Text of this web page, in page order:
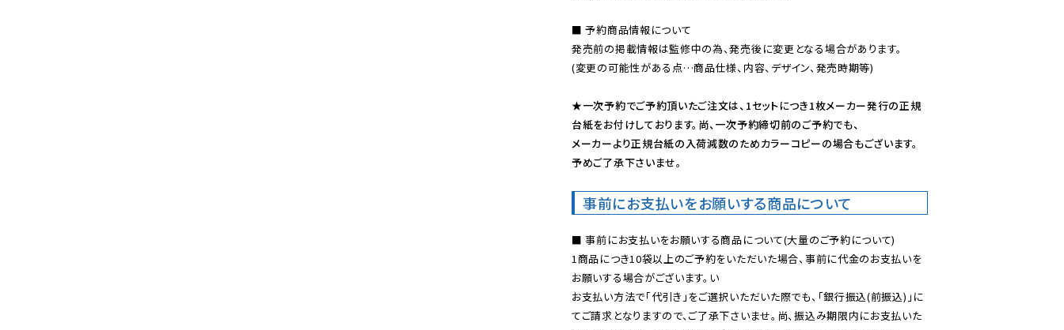
■ 予約商品情報について
発売前の掲載情報は監修中の為、発売後に変更となる場合があります。
(変更の可能性がある点…商品仕様、内容、デザイン、発売時期等)
★一次予約でご予約頂いたご注文は、1セットにつき1枚メーカー発行の正規
台紙をお付けしております。尚、一次予約締切前のご予約でも、
メーカーより正規台紙の入荷減数のためカラーコピーの場合もございます。
予めご了承下さいませ。
事前にお支払いをお願いする商品について
■ 事前にお支払いをお願いする商品について(大量のご予約について)
1商品につき10袋以上のご予約をいただいた場合、事前に代金のお支払いを
お願いする場合がございます。い
お支払い方法で「代引き」をご選択いただいた際でも、「銀行振込(前振込)」に
てご請求となりますので、ご了承下さいませ。尚、振込み期限内にお支払いた